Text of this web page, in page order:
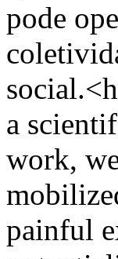
pode
a
work,
painful